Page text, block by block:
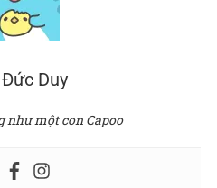
Duy
như một con Capoo